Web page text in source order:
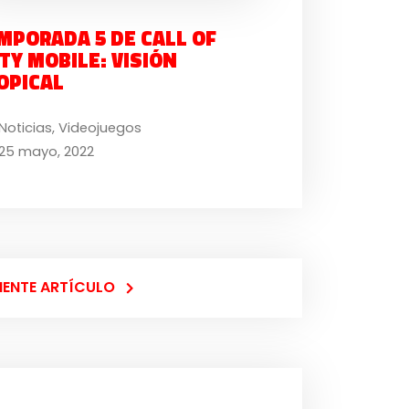
5 DE CALL OF
MOBILE: VISIÓN
,Videojuegos
mayo, 2022
ARTÍCULO